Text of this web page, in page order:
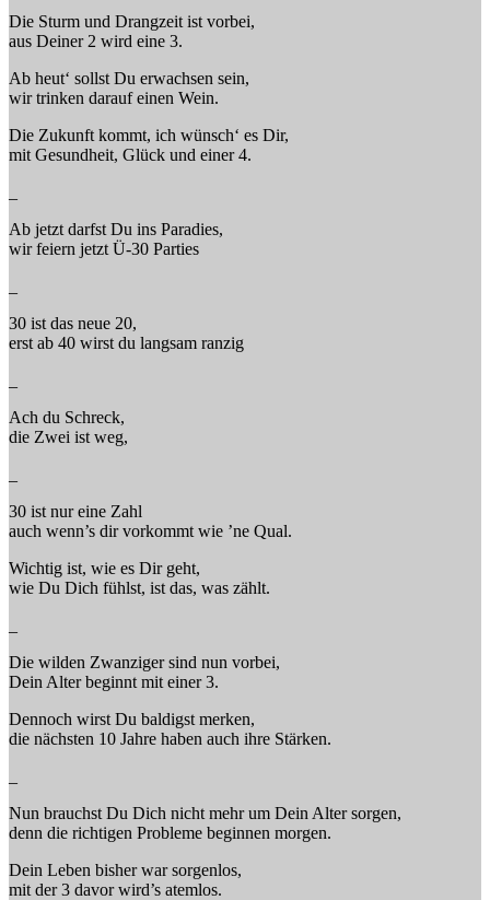
Die Sturm und Drangzeit ist vorbei,
aus Deiner 2 wird eine 3.
Ab heut‘ sollst Du erwachsen sein,
wir trinken darauf einen Wein.
Die Zukunft kommt, ich wünsch‘ es Dir,
mit Gesundheit, Glück und einer 4.
Ab jetzt darfst Du ins Paradies,
wir feiern jetzt Ü-30 Parties
30 ist das neue 20,
erst ab 40 wirst du langsam ranzig
Ach du Schreck,
die Zwei ist weg,
30 ist nur eine Zahl
auch wenn’s dir vorkommt wie ’ne Qual.
Wichtig ist, wie es Dir geht,
wie Du Dich fühlst, ist das, was zählt.
Die wilden Zwanziger sind nun vorbei,
Dein Alter beginnt mit einer 3.
Dennoch wirst Du baldigst merken,
die nächsten 10 Jahre haben auch ihre Stärken.
Nun brauchst Du Dich nicht mehr um Dein Alter sorgen,
denn die richtigen Probleme beginnen morgen.
Dein Leben bisher war sorgenlos,
mit der 3 davor wird’s atemlos.